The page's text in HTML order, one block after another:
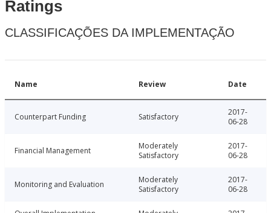
Ratings
CLASSIFICAÇÕES DA IMPLEMENTAÇÃO
Name Review Date
Counterpart Funding Satisfactory
2017-
06-28
Financial Management
Moderately
Satisfactory
2017-
06-28
Monitoring and Evaluation
Moderately
Satisfactory
2017-
06-28